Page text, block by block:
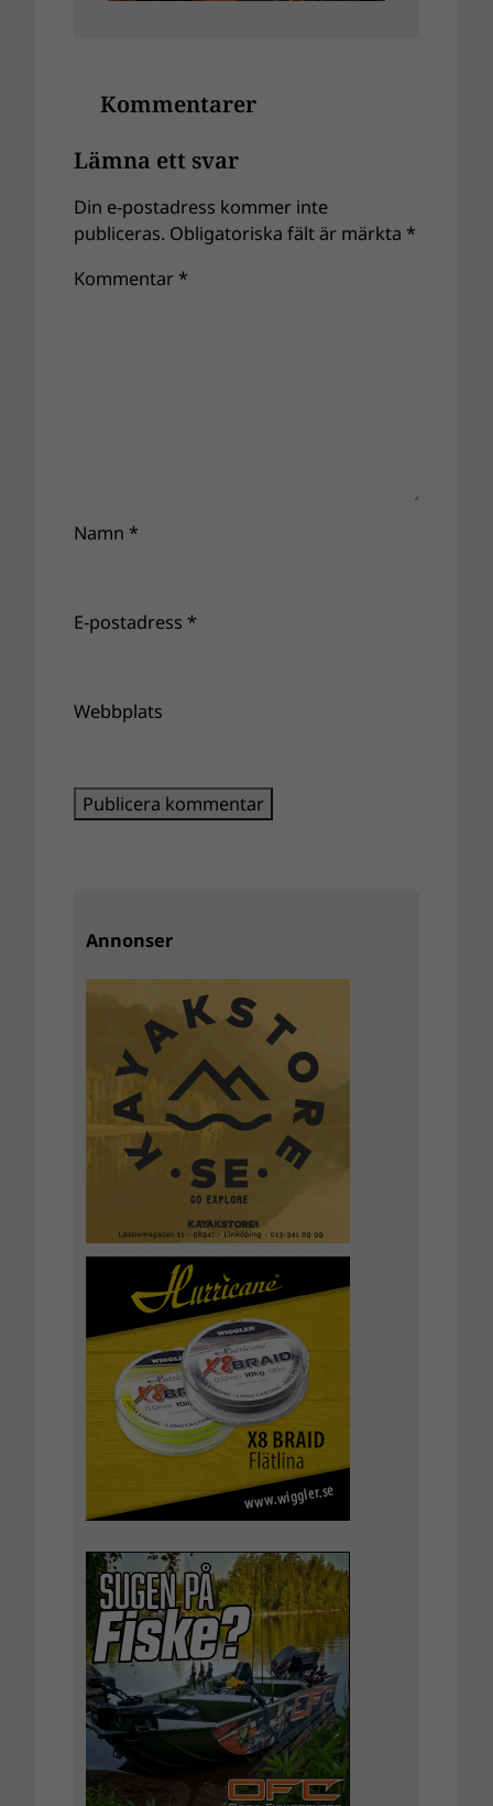
Kommentarer
Lämna ett svar
Din e-postadress kommer inte
publiceras. Obligatoriska fält är märkta *
Kommentar *
Namn *
E-postadress *
Webbplats
Annonser